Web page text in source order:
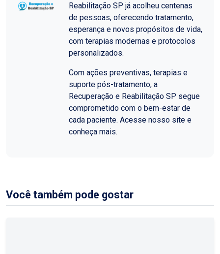
Reabilitação SP já acolheu centenas
de pessoas, oferecendo tratamento,
esperança e novos propósitos de vida,
com terapias modernas e protocolos
personalizados.
Com ações preventivas, terapias e
suporte pós-tratamento, a
Recuperação e Reabilitação SP segue
comprometido com o bem-estar de
cada paciente. Acesse nosso site e
conheça mais.
Você também pode gostar